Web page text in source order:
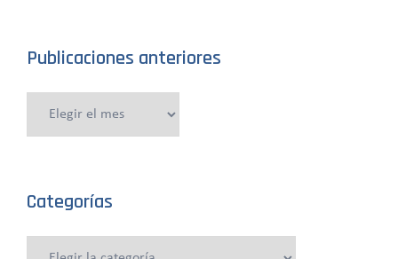
Publicaciones anteriores
Categorías